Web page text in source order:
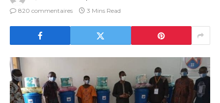
820 commentaires
3 Mins Read